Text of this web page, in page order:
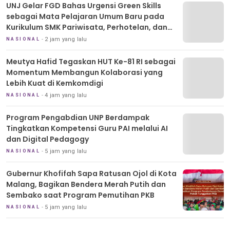
UNJ Gelar FGD Bahas Urgensi Green Skills
sebagai Mata Pelajaran Umum Baru pada
Kurikulum SMK Pariwisata, Perhotelan, dan
UPW
NASIONAL 2 jam yang lalu
Meutya Hafid Tegaskan HUT Ke-81 RI sebagai
Momentum Membangun Kolaborasi yang
Lebih Kuat di Kemkomdigi
NASIONAL 4 jam yang lalu
Program Pengabdian UNP Berdampak
Tingkatkan Kompetensi Guru PAI melalui AI
dan Digital Pedagogy
NASIONAL 5 jam yang lalu
Gubernur Khofifah Sapa Ratusan Ojol di Kota
Malang, Bagikan Bendera Merah Putih dan
Sembako saat Program Pemutihan PKB
NASIONAL 5 jam yang lalu